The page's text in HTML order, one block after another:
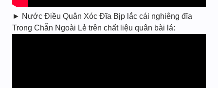
► Nước Điều Quân Xóc Đĩa Bịp lắc cái nghiêng đĩa
Trong Chẵn Ngoài Lẻ trên chất liệu quân bài lá: